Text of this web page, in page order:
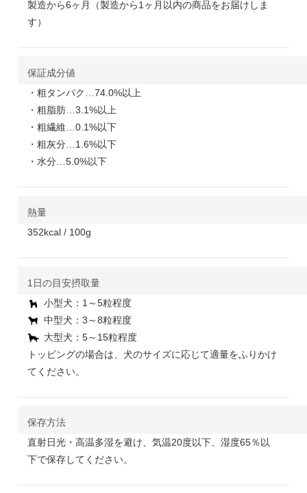
製造から6ヶ月（製造から1ヶ月以内の商品をお届けしま
す）
保証成分値
・粗タンパク…74.0%以上
・粗脂肪…3.1%以上
・粗繊維…0.1%以下
・粗灰分…1.6%以下
・水分…5.0%以下
熱量
352kcal / 100g
1日の目安摂取量
小型犬：1～5粒程度
中型犬：3～8粒程度
大型犬：5～15粒程度
トッピングの場合は、犬のサイズに応じて適量をふりかけ
てください。
保存方法
直射日光・高温多湿を避け、気温20度以下、湿度65％以
下で保存してください。